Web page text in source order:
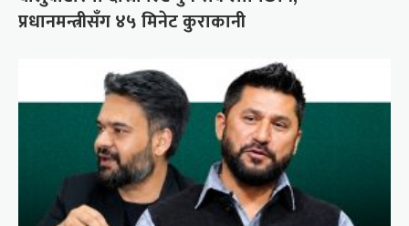
प्रधानमन्त्रीसँग ४५ मिनेट कुराकानी